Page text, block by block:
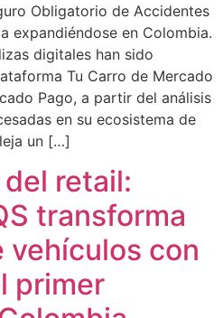
Obligatorio de Accidentes
expandiéndose en Colombia.
digitales han sido
Tu Carro de Mercado
Pago, a partir del análisis
en su ecosistema de
un […]
retail:
transforma
vehículos con
primer